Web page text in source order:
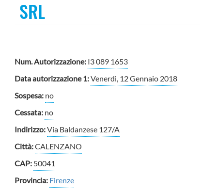
SRL
Num. Autorizzazione: I3 089 1653
Data autorizzazione 1:Venerdì, 12 Gennaio 2018
Sospesa: no
Cessata: no
Indirizzo:Via Baldanzese 127/A
Città:CALENZANO
CAP: 50041
Provincia: Firenze